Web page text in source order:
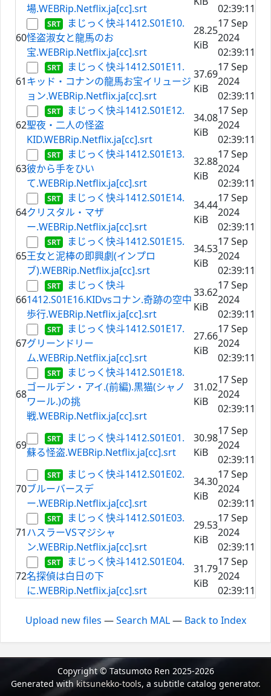
場.WEBRip.Netflix.ja[cc].srt
02:39:11
60
まじっく快斗1412.S01E10.
怪盗淑女と龍馬のお
宝.WEBRip.Netflix.ja[cc].srt
28.25
KiB
17 Sep
2024
02:39:11
61
まじっく快斗1412.S01E11.
キッド・コナンの龍馬お宝イリュージ
ョン.WEBRip.Netflix.ja[cc].srt
37.69
KiB
17 Sep
2024
02:39:11
62
まじっく快斗1412.S01E12.
聖夜・二人の怪盗
KID.WEBRip.Netflix.ja[cc].srt
34.08
KiB
17 Sep
2024
02:39:11
63
まじっく快斗1412.S01E13.
彼から手をひい
て.WEBRip.Netflix.ja[cc].srt
32.88
KiB
17 Sep
2024
02:39:11
64
まじっく快斗1412.S01E14.
クリスタル・マザ
ー.WEBRip.Netflix.ja[cc].srt
34.44
KiB
17 Sep
2024
02:39:11
65
まじっく快斗1412.S01E15.
王女と泥棒の即興劇(インプロ
ブ).WEBRip.Netflix.ja[cc].srt
34.53
KiB
17 Sep
2024
02:39:11
66
まじっく快斗
1412.S01E16.KIDvsコナン.奇跡の空中
歩行.WEBRip.Netflix.ja[cc].srt
33.62
KiB
17 Sep
2024
02:39:11
67
まじっく快斗1412.S01E17.
グリーンドリー
ム.WEBRip.Netflix.ja[cc].srt
27.66
KiB
17 Sep
2024
02:39:11
68
まじっく快斗1412.S01E18.
ゴールデン・アイ.(前編).黒猫(シャノ
ワール.)の挑
戦.WEBRip.Netflix.ja[cc].srt
31.02
KiB
17 Sep
2024
02:39:11
69
まじっく快斗1412.S01E01.
蘇る怪盗.WEBRip.Netflix.ja[cc].srt
30.98
KiB
17 Sep
2024
02:39:11
70
まじっく快斗1412.S01E02.
ブルーバースデ
ー.WEBRip.Netflix.ja[cc].srt
34.30
KiB
17 Sep
2024
02:39:11
71
まじっく快斗1412.S01E03.
ハスラーVSマジシャ
ン.WEBRip.Netflix.ja[cc].srt
29.53
KiB
17 Sep
2024
02:39:11
72
まじっく快斗1412.S01E04.
名探偵は白日の下
に.WEBRip.Netflix.ja[cc].srt
31.79
KiB
17 Sep
2024
02:39:11
Upload new files —Search MAL— Back to Index
Copyright © Tatsumoto Ren 2025-2026
Generated withkitsunekko-tools, a subtitle catalog generator.